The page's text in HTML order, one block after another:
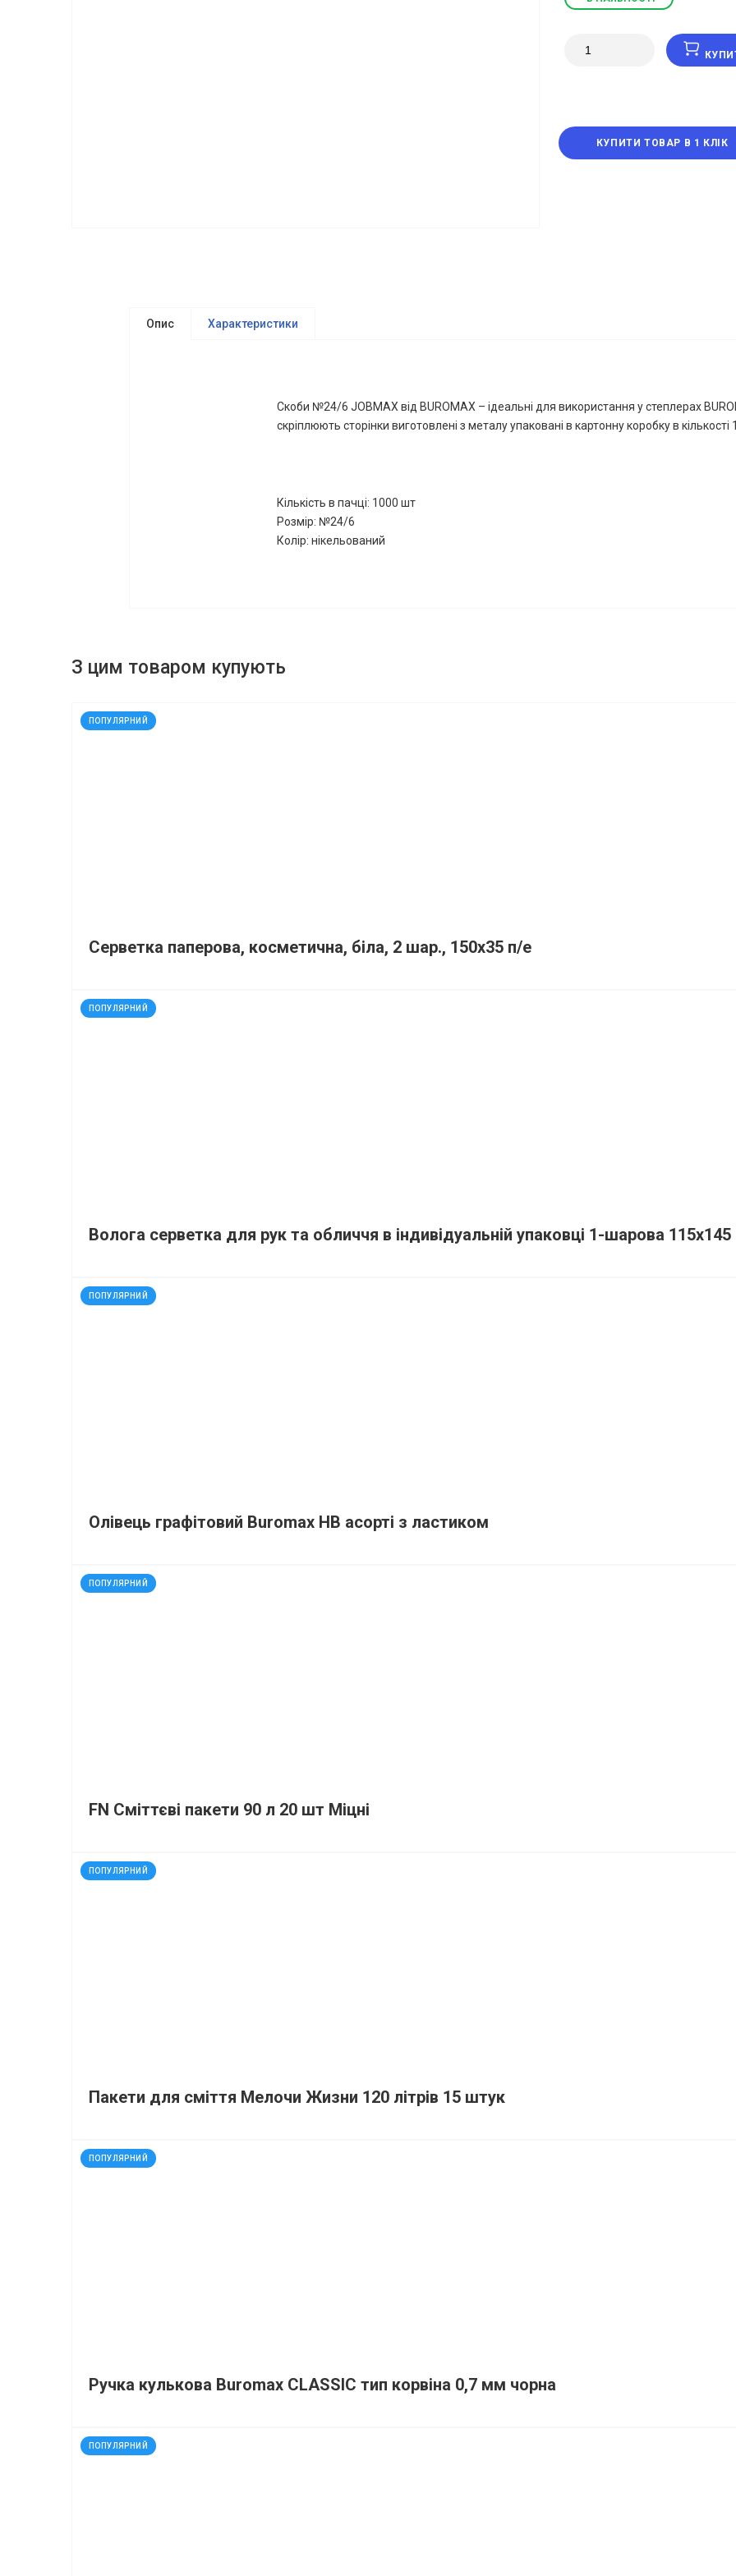
КУПИТИ ТОВАР В 1 КЛІК
Опис Характеристики
Скоби №24/6 JOBMAX від BUROMAX – ідеальні для використання у степлерах
скріплюють сторінки виготовлені з металу упаковані в картонну коробку в кількості
Кількість в пачці: 1000 шт
Розмір: №24/6
Колір: нікельований
З цим товаром купують
ПОПУЛЯРНИЙ
код: 935746
Серветка паперова, косметична, біла, 2 шар., 150х35 п/е
ПОПУЛЯРНИЙ
код: 11963
Волога серветка для рук та обличчя в індивідуальній упаковці 1-шарова
ПОПУЛЯРНИЙ
код: 751
Олівець графітовий Buromax НВ асорті з ластиком
ПОПУЛЯРНИЙ
код: 91990
FN Сміттєві пакети 90 л 20 шт Міцні
ПОПУЛЯРНИЙ
код: 14009
Пакети для сміття Мелочи Жизни 120 літрів 15 штук
ПОПУЛЯРНИЙ
код: 92212
Ручка кулькова Buromax CLASSIC тип корвіна 0,7 мм чорна
ПОПУЛЯРНИЙ
код: 927106